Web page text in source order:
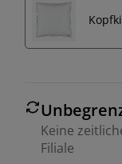
Keine
Filiale